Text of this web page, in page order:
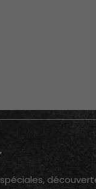
& Coleslaw maison